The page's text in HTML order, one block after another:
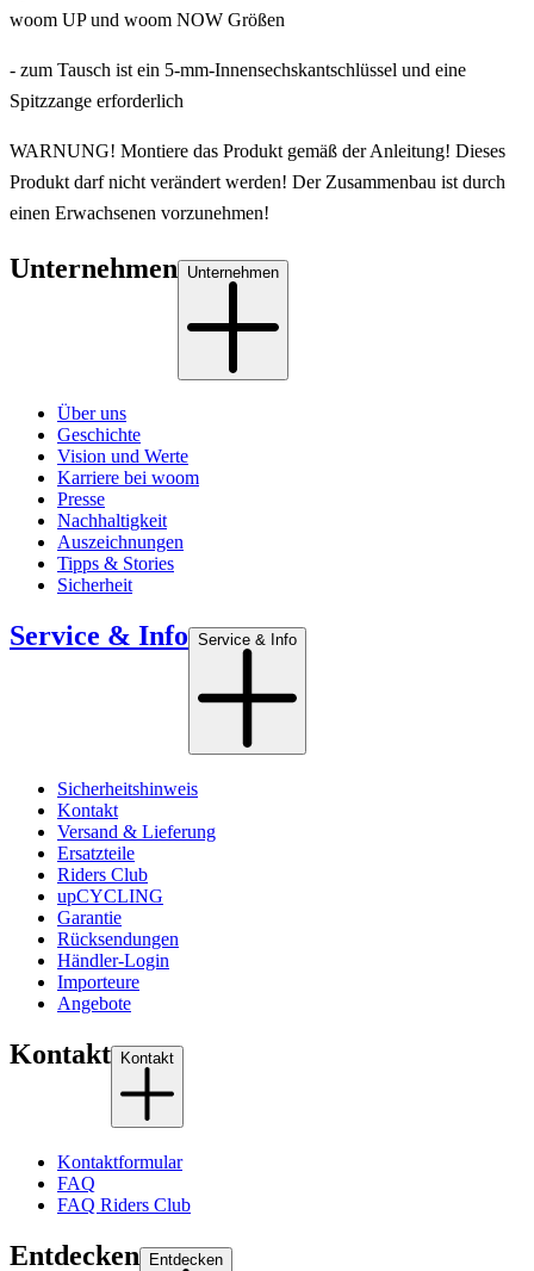
woom UP und woom NOW Größen
- zum Tausch ist ein 5-mm-Innensechskantschlüssel und eine
Spitzzange erforderlich
WARNUNG! Montiere das Produkt gemäß der Anleitung! Dieses
Produkt darf nicht verändert werden! Der Zusammenbau ist durch
einen Erwachsenen vorzunehmen!
Unternehmen Unternehmen
Über uns
Geschichte
Vision und Werte
Karriere bei woom
Presse
Nachhaltigkeit
Auszeichnungen
Tipps & Stories
Sicherheit
Service & Info Service & Info
Sicherheitshinweis
Kontakt
Versand & Lieferung
Ersatzteile
Riders Club
upCYCLING
Garantie
Rücksendungen
Händler-Login
Importeure
Angebote
Kontakt Kontakt
Kontaktformular
FAQ
FAQ Riders Club
Entdecken Entdecken